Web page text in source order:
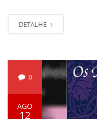
DETALHE
0
AGO
12